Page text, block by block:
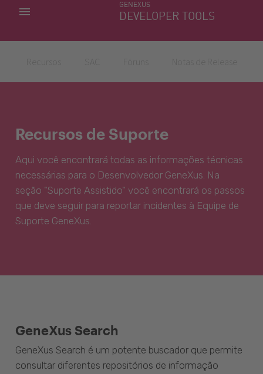
GENEXUS
DEVELOPER TOOLS
MINHAS APLICACÕES
Recursos de Suporte
Aqui você encontrará todas as informações técnicas
necessárias para o Desenvolvedor GeneXus. Na
seção "Suporte Assistido" você encontrará os passos
que deve seguir para reportar incidentes à Equipe de
Suporte GeneXus.
GeneXus Search
GeneXus Search é um potente buscador que permite
consultar diferentes repositórios de informação